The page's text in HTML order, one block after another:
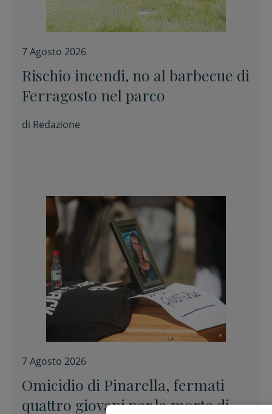
7 Agosto 2026
Rischio incendi, no al barbecue di
Ferragosto nel parco
di Redazione
7 Agosto 2026
Omicidio di Pinarella, fermati
quattro giovani per la morte di